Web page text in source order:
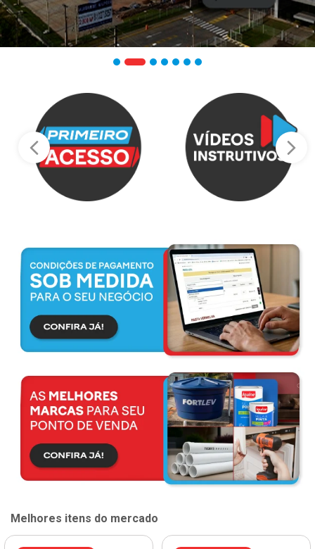
Melhores itens do mercado